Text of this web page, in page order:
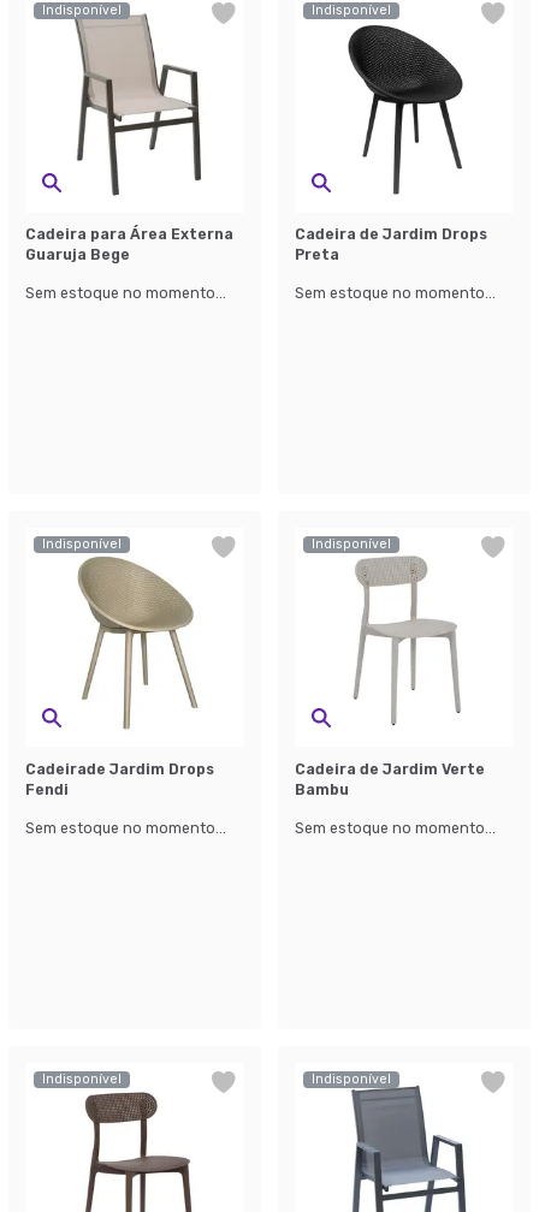
Indisponível
Cadeira para Área Externa
Guaruja Bege
Sem estoque no momento...
Indisponível
Cadeira de Jardim Drops
Preta
Sem estoque no momento...
Indisponível
Cadeirade Jardim Drops
Fendi
Sem estoque no momento...
Indisponível
Cadeira de Jardim Verte
Bambu
Sem estoque no momento...
Indisponível Indisponível